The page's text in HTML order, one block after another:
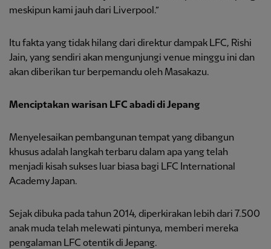
meskipun kami jauh dari Liverpool.”
Itu fakta yang tidak hilang dari direktur dampak LFC, Rishi
Jain, yang sendiri akan mengunjungi venue minggu ini dan
akan diberikan tur berpemandu oleh Masakazu.
Menciptakan warisan LFC abadi di Jepang
Menyelesaikan pembangunan tempat yang dibangun
khusus adalah langkah terbaru dalam apa yang telah
menjadi kisah sukses luar biasa bagi LFC International
Academy Japan.
Sejak dibuka pada tahun 2014, diperkirakan lebih dari 7.500
anak muda telah melewati pintunya, memberi mereka
pengalaman LFC otentik di Jepang.